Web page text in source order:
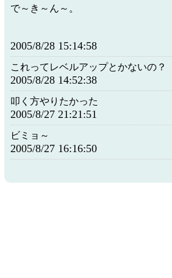
で～き～ん～。
2005/8/28 15:14:58
これってレベルアップとかないの？
2005/8/28 14:52:38
叩く方やりたかった
2005/8/27 21:21:51
ビミョ～
2005/8/27 16:16:50